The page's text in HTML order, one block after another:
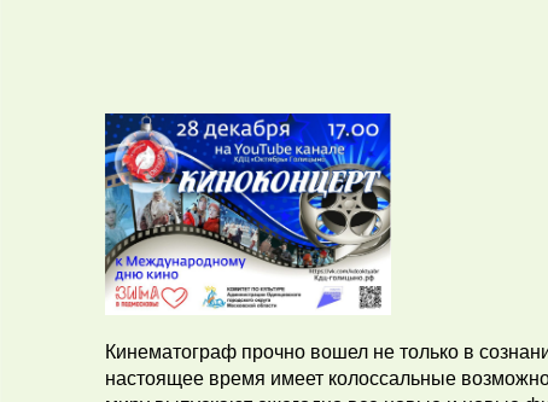
Кинематограф прочно вошел не только в
настоящее время имеет колоссальные